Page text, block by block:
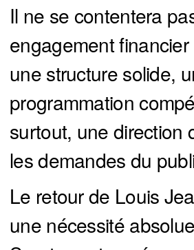
Il ne se contentera
engagement financier
une structure solide,
programmation
surtout, une direction
les demandes du
Le retour de Louis
une nécessité